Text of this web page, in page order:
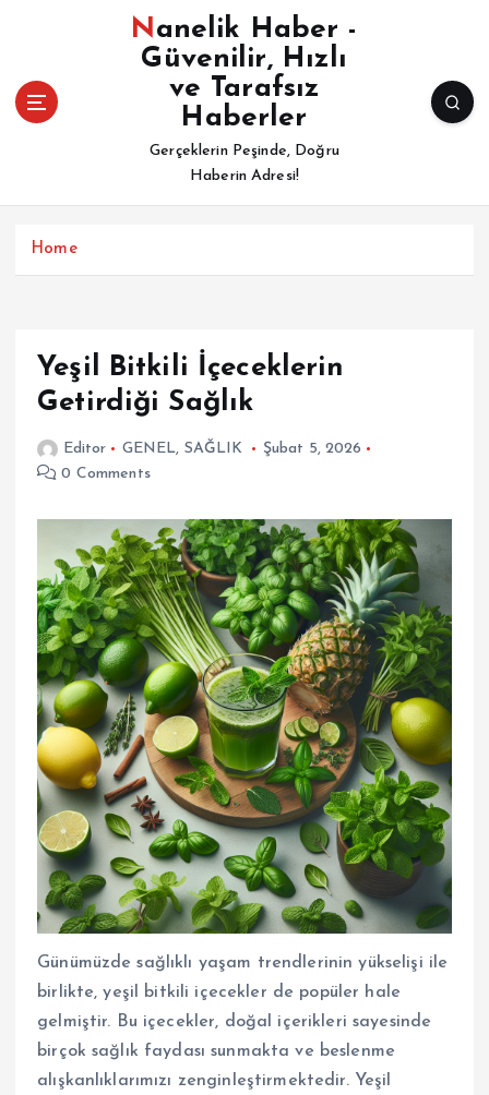
Nanelik Haber -
Güvenilir, Hızlı
ve Tarafsız
Haberler
Gerçeklerin Peşinde, Doğru
Haberin Adresi!
Home
Yeşil Bitkili İçeceklerin
Getirdiği Sağlık
Editor GENEL, SAĞLIK
Şubat 5, 2026
0 Comments
Günümüzde sağlıklı yaşam trendlerinin yükselişi ile
birlikte, yeşil bitkili içecekler de popüler hale
gelmiştir. Bu içecekler, doğal içerikleri sayesinde
birçok sağlık faydası sunmakta ve beslenme
alışkanlıklarımızı zenginleştirmektedir. Yeşil